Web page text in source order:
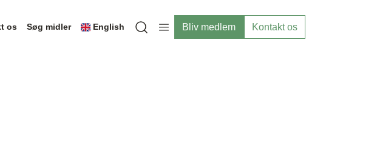
os Søg midler English
Open search modal
Bliv medlem Kontakt os